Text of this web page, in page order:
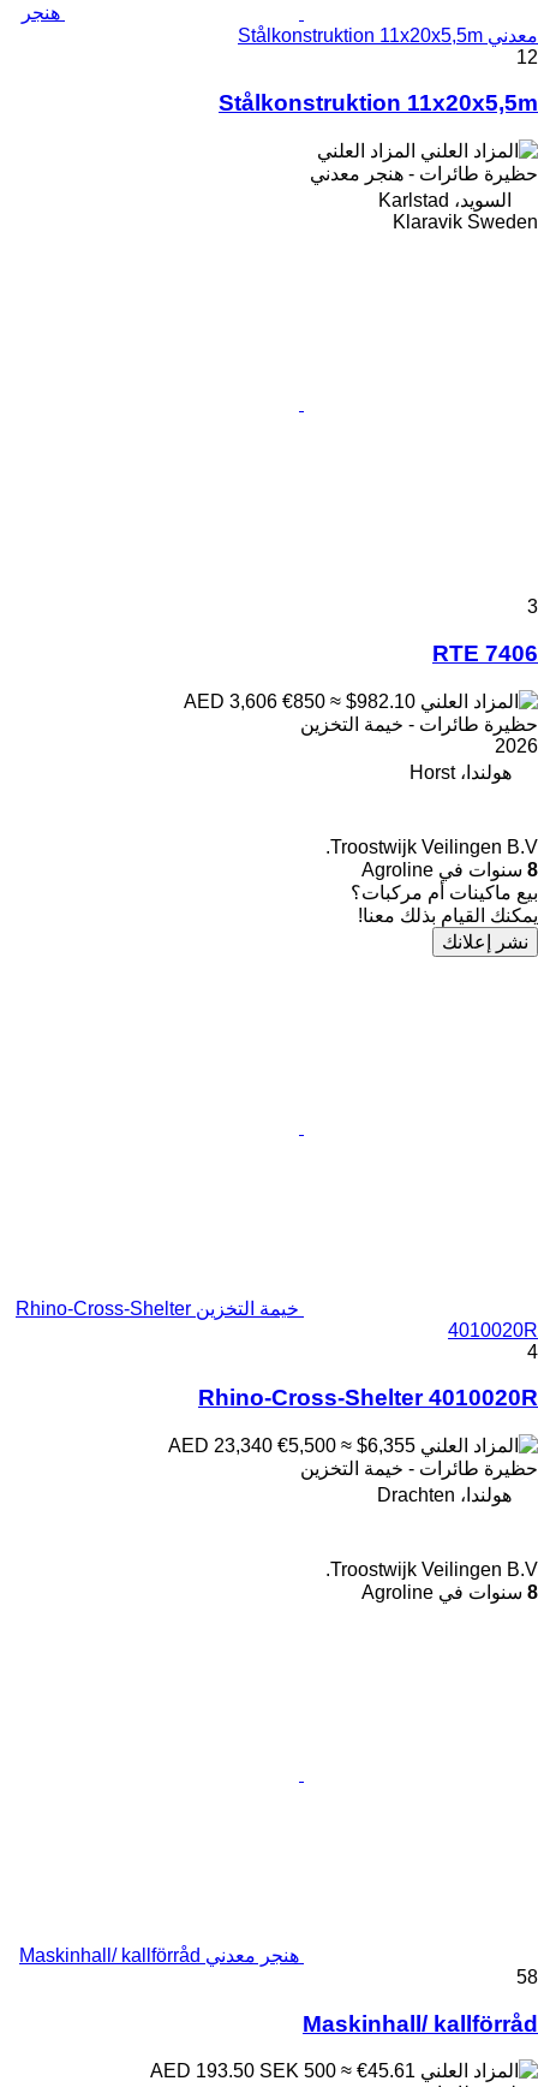
هنجر
معدني Stålkonstruktion 11x20x5,5m
12
Stålkonstruktion 11x20x5,5m
المزاد العلني
حظيرة طائرات - هنجر معدني
السويد، Karlstad
Klaravik Sweden
3
RTE 7406
€850 ≈ $982.10
حظيرة طائرات - خيمة التخزين
2026
هولندا، Horst
Troostwijk Veilingen B.V.
8 سنوات في Agroline
بيع ماكينات أم مركبات؟
يمكنك القيام بذلك معنا!
نشر إعلانك
خيمة التخزين Rhino-Cross-Shelter
4010020R
4
Rhino-Cross-Shelter 4010020R
€5,500 ≈ $6,355
حظيرة طائرات - خيمة التخزين
هولندا، Drachten
Troostwijk Veilingen B.V.
8 سنوات في Agroline
هنجر معدني Maskinhall/ kallförråd
58
Maskinhall/ kallförråd
SEK 500 ≈ €45.61